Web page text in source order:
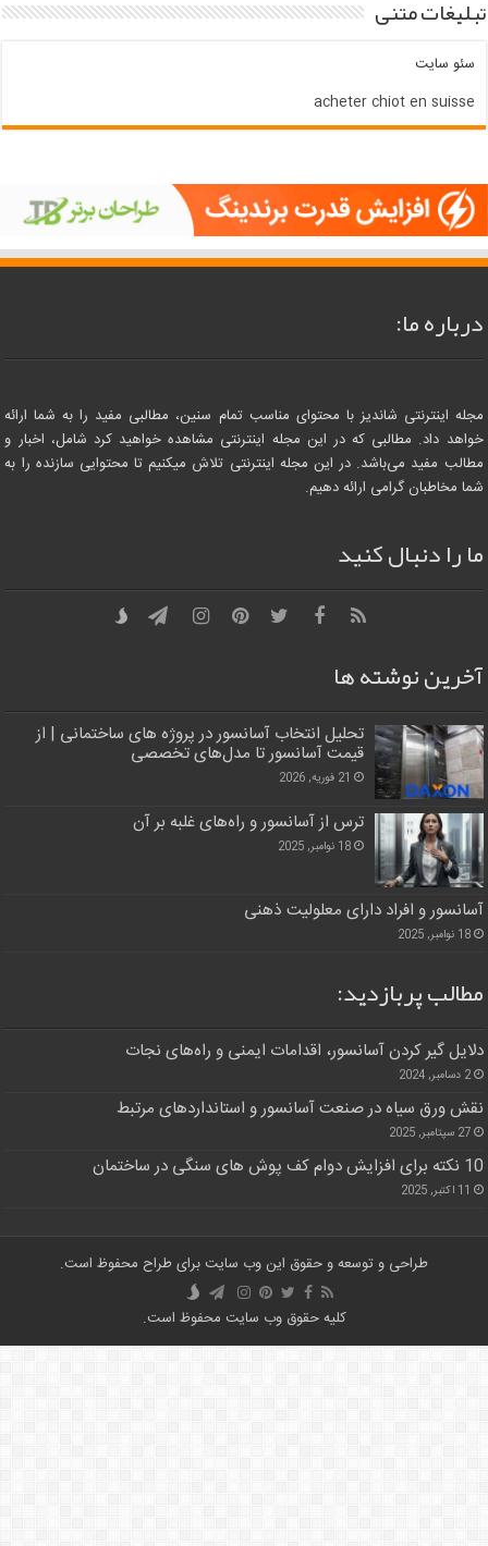
تبلیغات متنی
سئو سایت
acheter chiot en suisse
درباره ما:
مجله اینترنتی شاندیز با محتوای مناسب تمام سنین، مطالبی مفید را به شما ارائه
خواهد داد. مطالبی که در این مجله اینترنتی مشاهده خواهید کرد شامل، اخبار و
مطالب مفید می‌باشد. در این مجله اینترنتی تلاش میکنیم تا محتوایی سازنده را به
شما مخاطبان گرامی ارائه دهیم.
ما را دنبال کنید
آخرین نوشته ها
تحلیل انتخاب آسانسور در پروژه‌ های ساختمانی | از
قیمت آسانسور تا مدل‌های تخصصی
21 فوریه, 2026
ترس از آسانسور و راه‌های غلبه بر آن
18 نوامبر, 2025
آسانسور و افراد دارای معلولیت ذهنی
18 نوامبر, 2025
مطالب پربازدید:
دلایل گیر کردن آسانسور، اقدامات ایمنی و راه‌های نجات
2 دسامبر, 2024
نقش ورق سیاه در صنعت آسانسور و استانداردهای مرتبط
27 سپتامبر, 2025
10 نکته برای افزایش دوام کف پوش های سنگی در ساختمان
11 اکتبر, 2025
طراحی و توسعه و حقوق این وب سایت برای طراح محفوظ است.
کلیه حقوق وب سایت محفوظ است.